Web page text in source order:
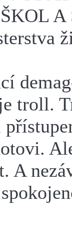
troll.
A